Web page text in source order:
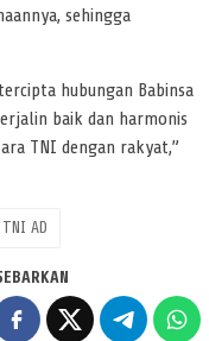
sehingga
hubungan Babinsa
baik dan harmonis
TNI dengan rakyat,”
TNI AD